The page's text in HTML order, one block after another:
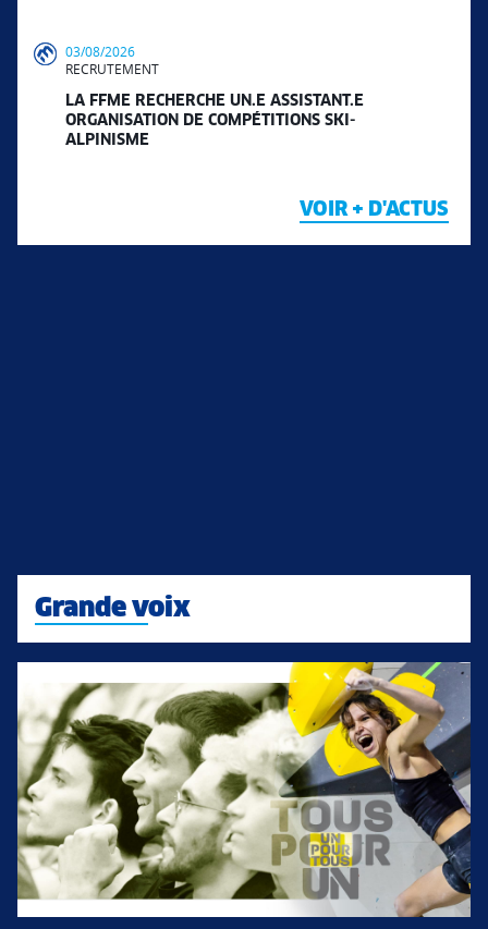
03/08/2026
RECRUTEMENT
LA FFME RECHERCHE UN.E ASSISTANT.E
ORGANISATION DE COMPÉTITIONS SKI-
ALPINISME
VOIR + D'ACTUS
Grande voix